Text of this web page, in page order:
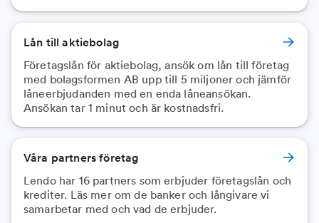
Lån till aktiebolag
Företagslån för aktiebolag, ansök om lån till företag
med bolagsformen AB upp till 5 miljoner och jämför
låneerbjudanden med en enda låneansökan.
Ansökan tar 1 minut och är kostnadsfri.
Våra partners företag
Lendo har 16 partners som erbjuder företagslån och
krediter. Läs mer om de banker och långivare vi
samarbetar med och vad de erbjuder.